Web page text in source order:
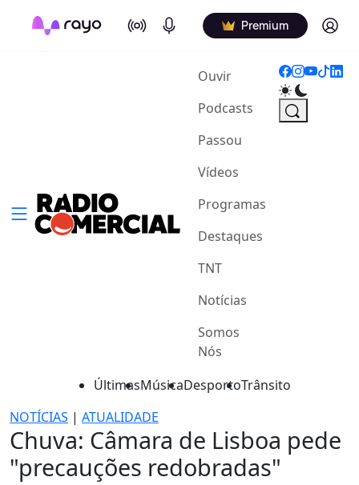
On Air Podcasts Premium Log in
Ouvir(current)
Podcasts
Passou
Vídeos
Programas
Destaques
TNT
Notícias
Somos
Nós
ÚltimasMúsicaDesportoTrânsito
NOTÍCIAS | ATUALIDADE
Chuva: Câmara de Lisboa pede
"precauções redobradas"